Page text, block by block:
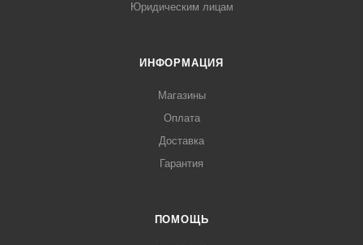
Юридическим лицам
ИНФОРМАЦИЯ
Магазины
Оплата
Доставка
Гарантия
ПОМОЩЬ